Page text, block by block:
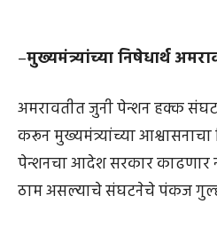
–मुख्यमंत्र्यांच्या निषेधार्थ
अमरावतीत जुनी पेन्शन हक्क
करून मुख्यमंत्र्यांच्या
पेन्शनचा आदेश सरकार काढणार
ठाम असल्याचे संघटनेचे पंकज